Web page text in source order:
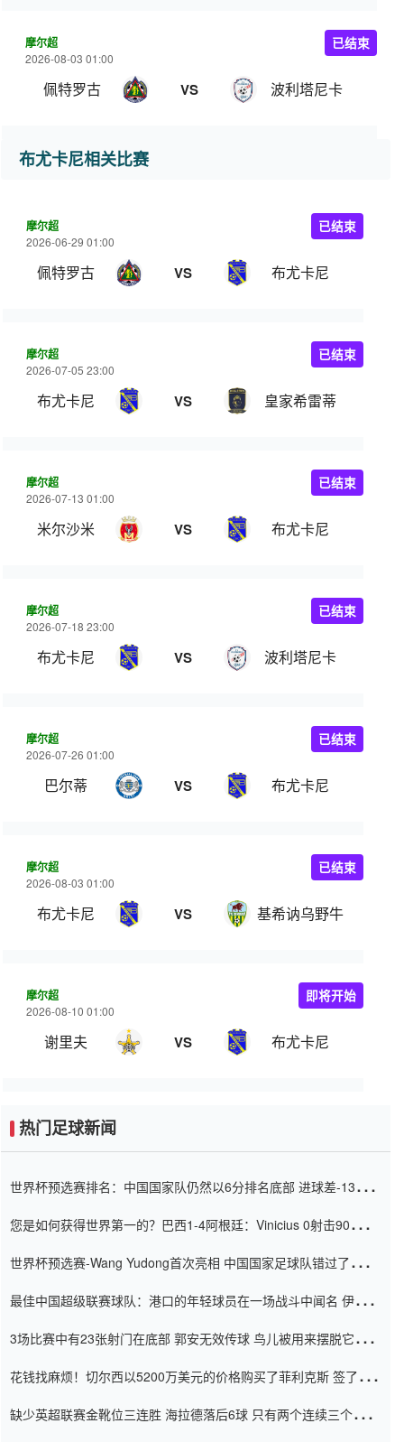
摩尔超
2026-08-03 01:00
佩特罗古 VS 波利塔尼卡
已结束
布尤卡尼相关比赛
摩尔超
2026-06-29 01:00
佩特罗古 VS 布尤卡尼
已结束
摩尔超
2026-07-05 23:00
布尤卡尼 VS 皇家希雷蒂
已结束
摩尔超
2026-07-13 01:00
米尔沙米 VS 布尤卡尼
已结束
摩尔超
2026-07-18 23:00
布尤卡尼 VS 波利塔尼卡
已结束
摩尔超
2026-07-26 01:00
巴尔蒂 VS 布尤卡尼
已结束
摩尔超
2026-08-03 01:00
布尤卡尼 VS 基希讷乌野牛
已结束
摩尔超
2026-08-10 01:00
谢里夫 VS 布尤卡尼
即将开始
热门足球新闻
世界杯预选赛排名：中国国家队仍然以6分排名底部 进球差-13令人
您是如何获得世界第一的？巴西1-4阿根廷：Vinicius 0射击90分钟
世界杯预选赛-Wang Yudong首次亮相 中国国家足球队错过了世界
最佳中国超级联赛球队：港口的年轻球员在一场战斗中闻名 伊万放
3场比赛中有23张射门在底部 郭安无效传球 鸟儿被用来摆脱它
花钱找麻烦！切尔西以5200万美元的价格购买了菲利克斯 签了7年
缺少英超联赛金靴位三连胜 海拉德落后6球 只有两个连续三个连续